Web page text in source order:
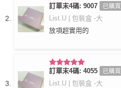
評分5滿
分 5
訂單末4碼: 9007 已購買
List.U | 包裝盒 -大
放項超實用的
評分5滿
分 5
訂單末4碼: 4055 已購買
List.U | 包裝盒 -大